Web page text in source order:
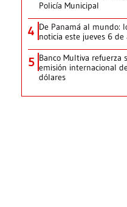
Policía Municipal
4 De Panamá al mundo:
noticia este jueves 6 de
5 Banco Multiva refuerza
emisión internacional
dólares